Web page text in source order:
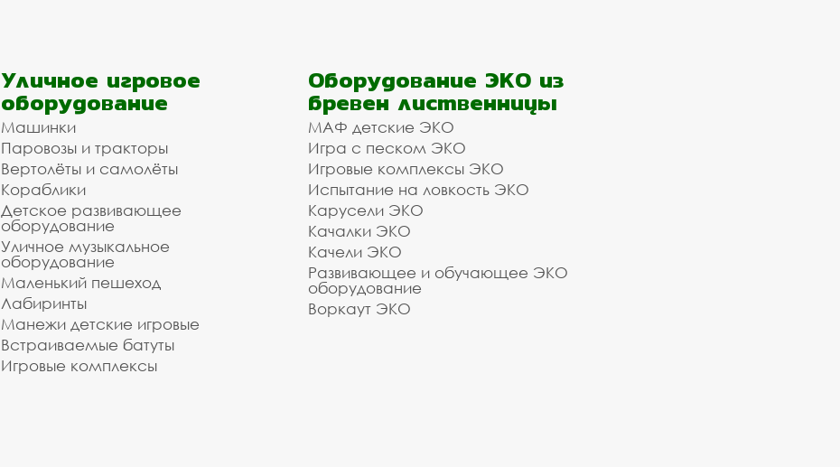
Уличное игровое
оборудование
Машинки
Паровозы и тракторы
Вертолёты и самолёты
Кораблики
Детское развивающее
оборудование
Уличное музыкальное
оборудование
Маленький пешеход
Лабиринты
Манежи детские игровые
Встраиваемые батуты
Игровые комплексы
Оборудование ЭКО из
бревен лиственницы
МАФ детские ЭКО
Игра с песком ЭКО
Игровые комплексы ЭКО
Испытание на ловкость ЭКО
Карусели ЭКО
Качалки ЭКО
Качели ЭКО
Развивающее и обучающее ЭКО
оборудование
Воркаут ЭКО